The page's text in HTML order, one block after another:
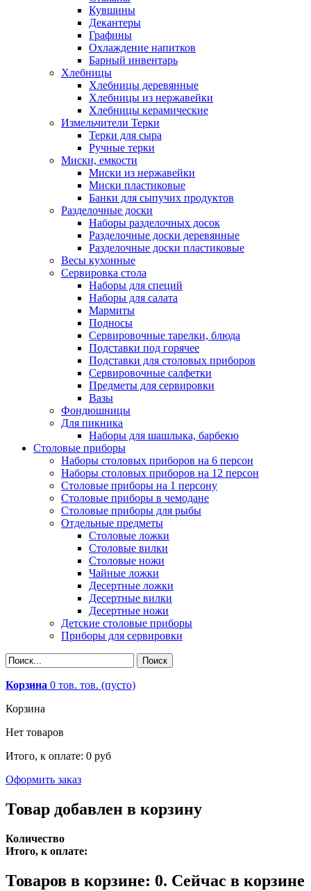
Кувшины
Декантеры
Графины
Охлаждение напитков
Барный инвентарь
Хлебницы
Хлебницы деревянные
Хлебницы из нержавейки
Хлебницы керамические
Измельчители Терки
Терки для сыра
Ручные терки
Миски, емкости
Миски из нержавейки
Миски пластиковые
Банки для сыпучих продуктов
Разделочные доски
Наборы разделочных досок
Разделочные доски деревянные
Разделочные доски пластиковые
Весы кухонные
Сервировка стола
Наборы для специй
Наборы для салата
Мармиты
Подносы
Сервировочные тарелки, блюда
Подставки под горячее
Подставки для столовых приборов
Сервировочные салфетки
Предметы для сервировки
Вазы
Фондюшницы
Для пикника
Наборы для шашлыка, барбекю
Столовые приборы
Наборы столовых приборов на 6 персон
Наборы столовых приборов на 12 персон
Столовые приборы на 1 персону
Столовые приборы в чемодане
Столовые приборы для рыбы
Отдельные предметы
Столовые ложки
Столовые вилки
Столовые ножи
Чайные ложки
Десертные ложки
Десертные вилки
Десертные ножи
Детские столовые приборы
Приборы для сервировки
Корзина 0 тов. тов. (пусто)
Корзина
Нет товаров
Итого, к оплате: 0 руб
Оформить заказ
Товар добавлен в корзину
Количество
Итого, к оплате:
Товаров в корзине: 0. Сейчас в корзине